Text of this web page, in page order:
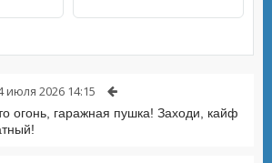
июля 2026 14:15
огонь, гаражная пушка! Заходи, кайф